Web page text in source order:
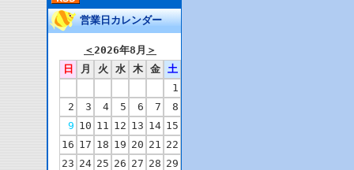
営業日カレンダー
＜2026年8月 ＞
日
月 火 水 木 金
土
1
2
3 4 5 6 7
8
9 10 11 12 13 14 15
16 17 18 19 20 21 22
23 24 25 26 27 28 29